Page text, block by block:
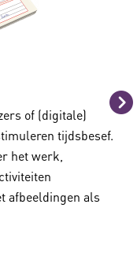
of (digitale)
tijdsbesef.
het werk,
afbeeldingen als